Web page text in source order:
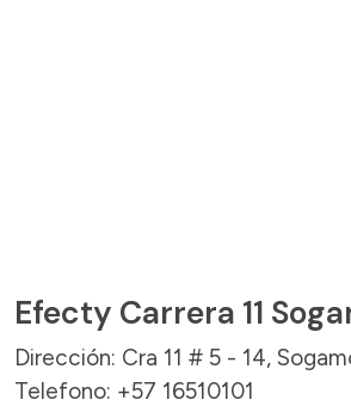
Efecty Carrera 11
Dirección: Cra 11 # 5 - 14,
Telefono: +57 16510101